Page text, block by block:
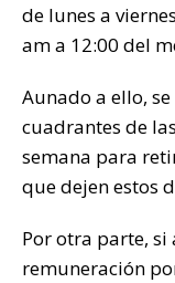
de lunes a
am a 12:00 del
Aunado a ello,
cuadrantes de
semana para
que dejen estos
Por otra parte,
remuneración